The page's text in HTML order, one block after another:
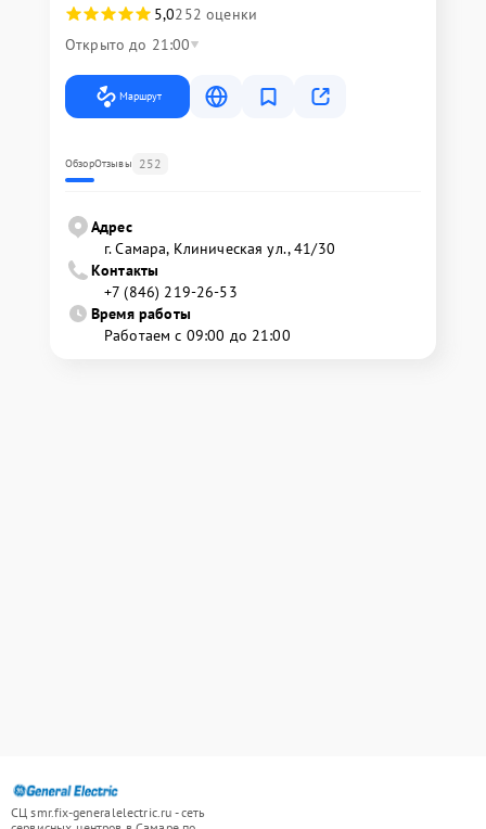
5,0252 оценки
Открыто до 21:00
Маршрут
ОбзорОтзывы 252
Адрес
г. Самара, Клиническая ул., 41/30
Контакты
+7 (846) 219-26-53
Время работы
Работаем с 09:00 до 21:00
СЦ smr.fix-generalelectric.ru - сеть